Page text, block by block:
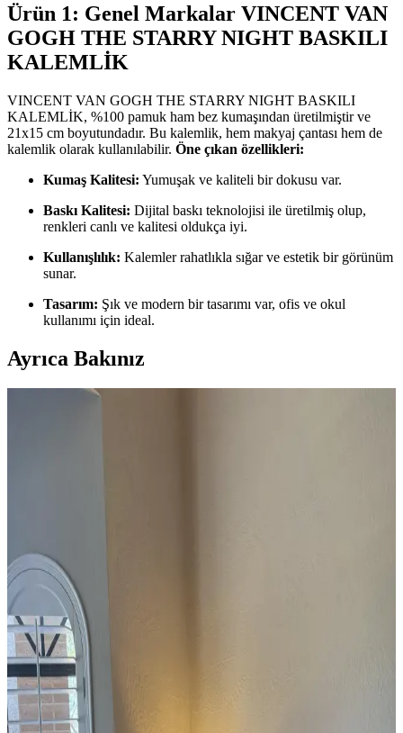
Ürün 1: Genel Markalar VINCENT VAN
GOGH THE STARRY NIGHT BASKILI
KALEMLİK
VINCENT VAN GOGH THE STARRY NIGHT BASKILI
KALEMLİK, %100 pamuk ham bez kumaşından üretilmiştir ve
21x15 cm boyutundadır. Bu kalemlik, hem makyaj çantası hem de
kalemlik olarak kullanılabilir. Öne çıkan özellikleri:
Kumaş Kalitesi: Yumuşak ve kaliteli bir dokusu var.
Baskı Kalitesi: Dijital baskı teknolojisi ile üretilmiş olup,
renkleri canlı ve kalitesi oldukça iyi.
Kullanışlılık: Kalemler rahatlıkla sığar ve estetik bir görünüm
sunar.
Tasarım: Şık ve modern bir tasarımı var, ofis ve okul
kullanımı için ideal.
Ayrıca Bakınız
Sanatı Eserlerinin Koleksiyon Değeri
Buff Monster'ın diecut ahşap baskıları ve akrilik tuval eserleri,
özgün tasarımları ve sınırlı sayıda olmaları nedeniyle
koleksiyoncular tarafından yakından takip ediliyor. Orijinallik ve
malzeme detayları alımda önemli rol oynuyor.
Konsol Masası Dekorasyonunda Ölçek, Yerleşim ve
Uyumun Önemi ve Prensipleri
Konsol masası dekorasyonunda objelerin boyut uyumu, yerleşim